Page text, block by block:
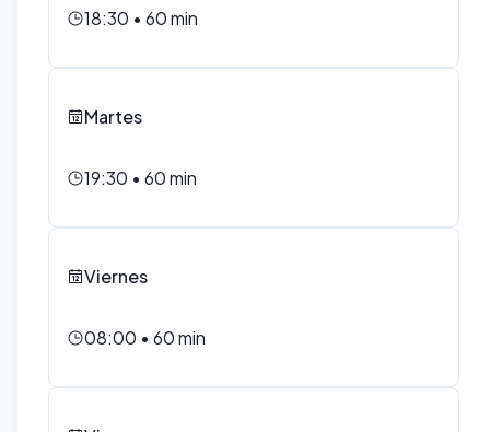
18:30 • 60min
Martes
19:30 • 60min
Viernes
08:00 • 60min